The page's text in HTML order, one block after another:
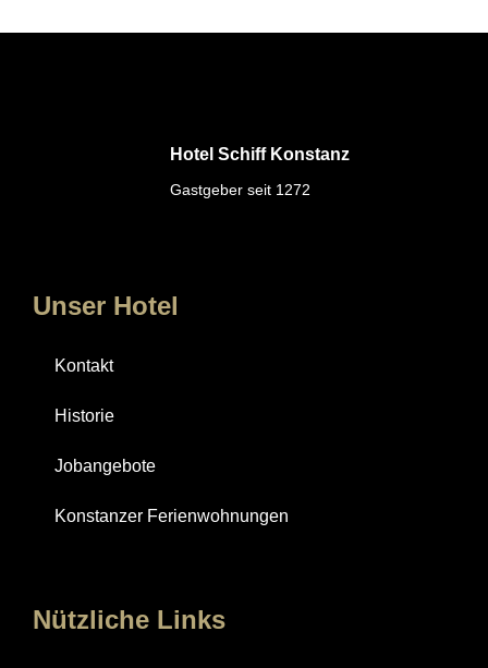
Hotel Schiff Konstanz
Gastgeber seit 1272
Unser Hotel
Kontakt
Historie
Jobangebote
Konstanzer Ferienwohnungen
Nützliche Links